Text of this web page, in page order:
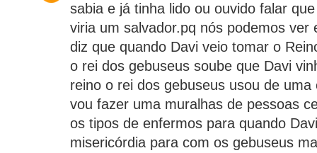
sabia e já tinha lido ou ouvido falar
viria um salvador.pq nós podemos ver
diz que quando Davi veio tomar o
o rei dos gebuseus soube que Davi
reino o rei dos gebuseus usou de
vou fazer uma muralhas de pessoas
os tipos de enfermos para quando
misericórdia para com os gebuseus